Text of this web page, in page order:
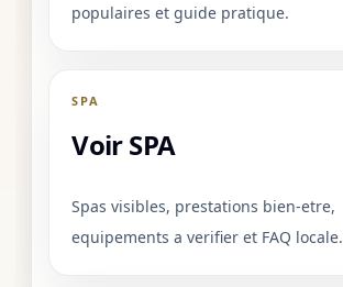
populaires et guide pratique.
SPA
Voir SPA
Spas visibles, prestations bien-etre,
equipements a verifier et FAQ locale.